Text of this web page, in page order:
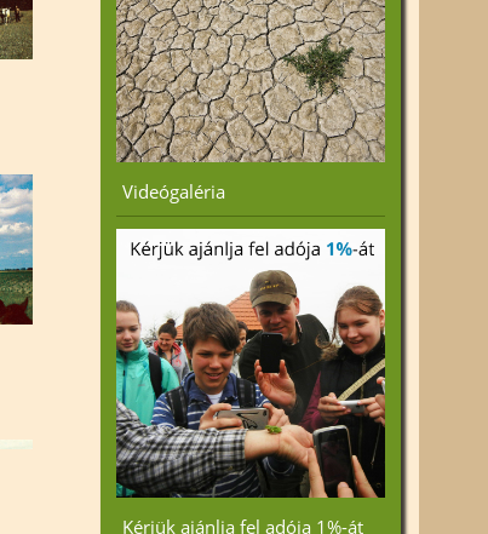
Videógaléria
Kérjük ajánlja fel adója 1%-át